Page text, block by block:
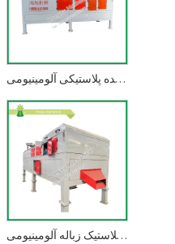
جداکننده پلاستیکی آلومینیومی Eddy Current
جداکننده بازیافت پلاستیک زباله آلومینیومی